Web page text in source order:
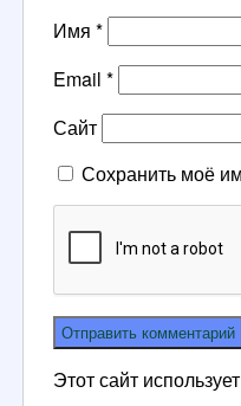
Имя *
Email *
Сайт
Сохранить моё
Этот сайт